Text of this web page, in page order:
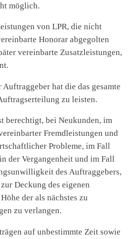
möglich.
von LPR, die nicht
Honorar abgegolten
vereinbarte Zusatzleistungen,
Auftraggeber hat die das gesamte
zu leisten.
berechtigt, bei Neukunden, im
Fremdleistungen und
Probleme, im Fall
der Vergangenheit und im Fall
des Auftraggebers,
Deckung des eigenen
der als nächstes zu
zu verlangen.
auf unbestimmte Zeit sowie